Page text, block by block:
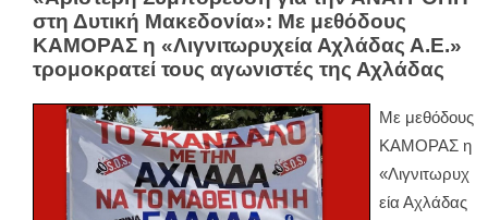
στη Δυτική Μακεδονία»: Με μεθόδους
ΚΑΜΟΡΑΣ η «Λιγνιτωρυχεία Αχλάδας Α.Ε.»
τρομοκρατεί τους αγωνιστές της Αχλάδας
Με μεθόδους
ΚΑΜΟΡΑΣ η
«Λιγνιτωρυχ
εία Αχλάδας